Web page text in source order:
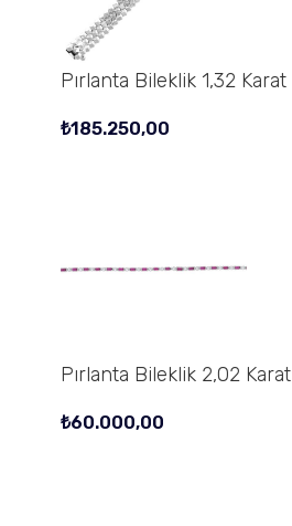
Pırlanta Bileklik 1,32 Karat
₺185.250,00
Pırlanta Bileklik 2,02 Karat
₺60.000,00